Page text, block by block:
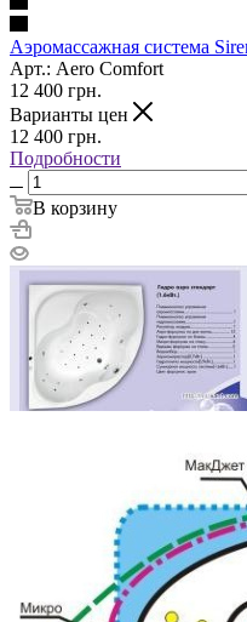
Аэромассажная система
Арт.: Aero Comfort
12 400 грн.
Варианты цен
12 400 грн.
Подробности
В корзину